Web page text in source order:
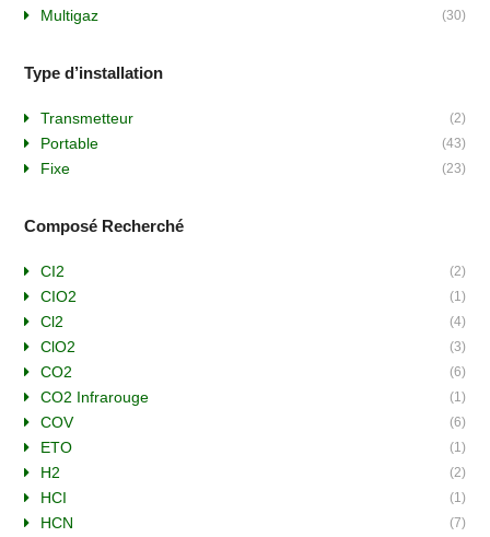
Multigaz (30)
Type d’installation
Transmetteur (2)
Portable (43)
Fixe (23)
Composé Recherché
CI2 (2)
CIO2 (1)
Cl2 (4)
ClO2 (3)
CO2 (6)
CO2 Infrarouge (1)
COV (6)
ETO (1)
H2 (2)
HCI (1)
HCN (7)